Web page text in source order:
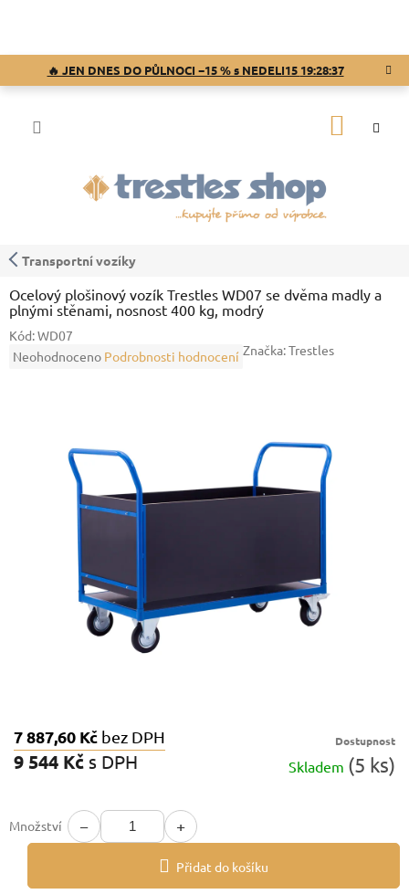
🔥 JEN DNES DO PŮLNOCI −15 % s NEDELI15 19:28:36
Transportní vozíky
Ocelový plošinový vozík Trestles WD07 se dvěma madly a
plnými stěnami, nosnost 400 kg, modrý
Kód:WD07
Průměrné
hvězdiček.
Neohodnoceno Podrobnosti hodnocení Značka:Trestles
7 887,60 Kč bez DPH
9 544 Kč s DPH
Dostupnost
Skladem (5 ks)
Množství − +
Přidat do košíku